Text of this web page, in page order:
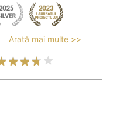
Arată mai multe >>